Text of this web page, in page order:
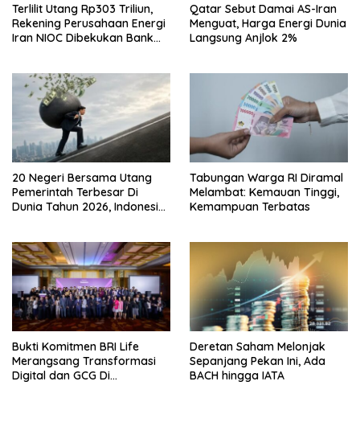
Terlilit Utang Rp303 Triliun,
Rekening Perusahaan Energi
Iran NIOC Dibekukan Bank
Qatar Sebut Damai AS-Iran
Menguat, Harga Energi Dunia
Langsung Anjlok 2%
20 Negeri Bersama Utang
Pemerintah Terbesar Di
Dunia Tahun 2026, Indonesia
Tabungan Warga RI Diramal
Melambat: Kemauan Tinggi,
Kemampuan Terbatas
Bukti Komitmen BRI Life
Merangsang Transformasi
Digital dan GCG Di
Deretan Saham Melonjak
Sepanjang Pekan Ini, Ada
BACH hingga IATA